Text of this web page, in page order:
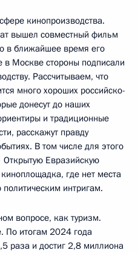
кинопроизводства.
вышел совместный фильм
в ближайшее время его
в Москве стороны подписали
Рассчитываем, что
много хороших российско-
донесут до наших
и традиционные
расскажут правду
В том числе для этого
Евразийскую
где нет места
интригам.
вопросе, как туризм.
По итогам 2024 года
раза и достиг 2,8 миллиона